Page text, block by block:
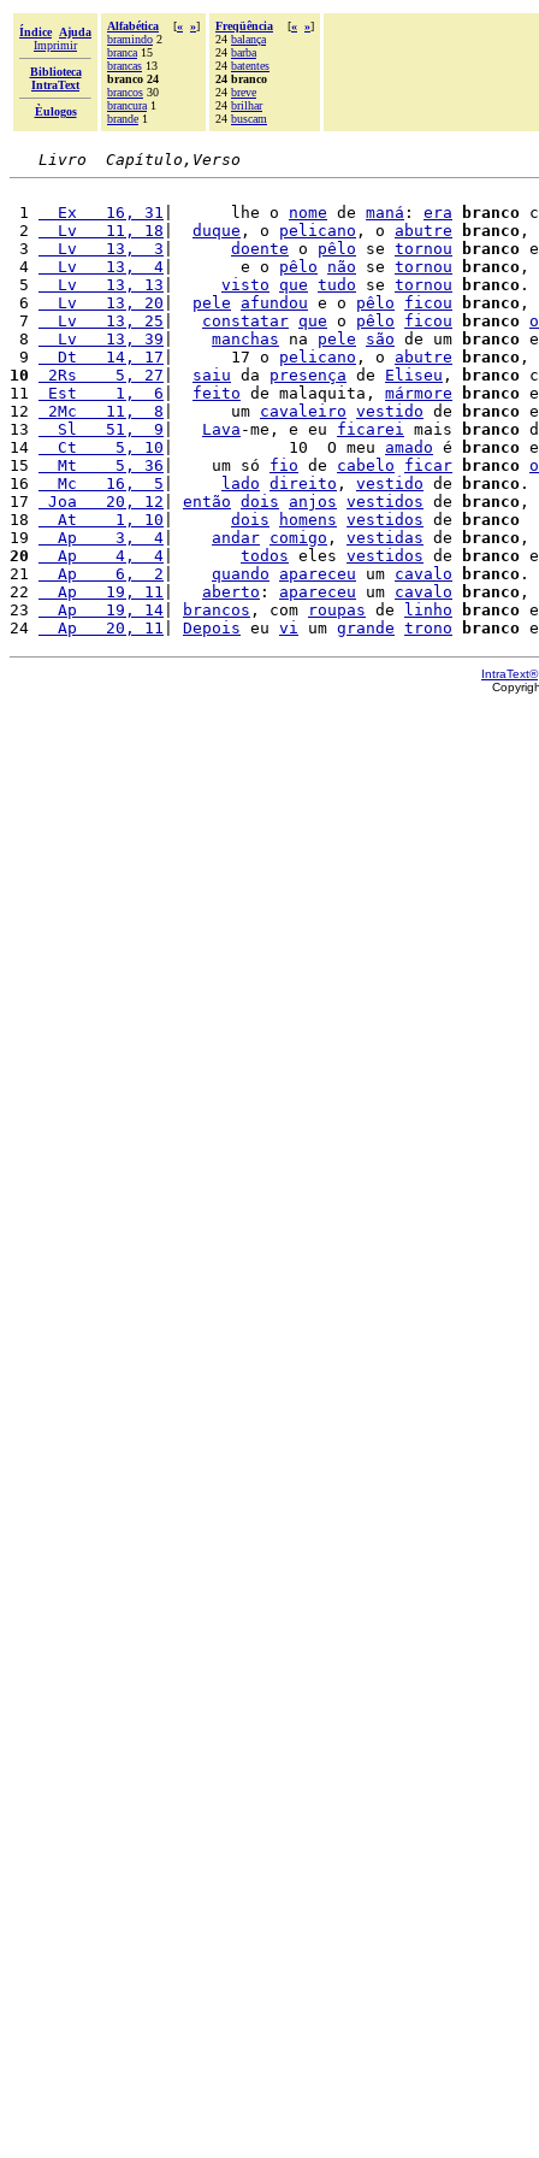
Índice
Ajuda
Imprimir
Biblioteca
IntraText
Èulogos
Alfabética [« »]
bramindo 2
branca 15
brancas 13
branco 24
brancos 30
brancura 1
brande 1
Freqüência [« »]
24 balança
24 barba
24 batentes
24 branco
24 breve
24 brilhar
24 buscam
Livro  Capítulo,Verso
1
  Ex   16, 31
|      lhe o nome de maná : era branco
2
  Lv   11, 18
duque , o pelicano , o abutre branco ,
3
  Lv   13,  3
doente o pêlo se tornou branco
4
  Lv   13,  4
|       e o pêlo não se tornou branco ,
5
  Lv   13, 13
visto que tudo se tornou branco .
6
  Lv   13, 20
pele afundou e o pêlo ficou branco ,
7
  Lv   13, 25
constatar que o pêlo ficou branco
8
  Lv   13, 39
manchas na pele são de um branco
9
  Dt   14, 17
|      17 o pelicano , o abutre branco ,
10
2Rs    5, 27 saiu da presença de Eliseu , branco
11
Est    1,  6 feito de malaquita, mármore branco
12
2Mc   11,  8 |      um cavaleiro vestido de branco
13
  Sl   51,  9
Lava -me, e eu ficarei mais branco
14
  Ct    5, 10
|            10  O meu amado é branco
15
  Mt    5, 36
|    um só fio de cabelo ficar branco
16
  Mc   16,  5
lado direito , vestido de branco .
17
Joa   20, 12 então dois anjos vestidos de branco ,
18
  At    1, 10
dois homens vestidos de
branco
19
  Ap    3,  4
andar comigo , vestidas de branco ,
20
  Ap    4,  4
todos eles vestidos de branco
21
  Ap    6,  2
quando apareceu um cavalo branco .
22
  Ap   19, 11
aberto : apareceu um cavalo branco ,
23
  Ap   19, 14
brancos , com roupas de linho branco
24
  Ap   20, 11
Depois eu vi um grande trono branco
IntraText®